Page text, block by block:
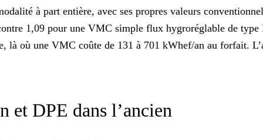
à part entière, avec ses propres valeurs
1,09 pour une VMC simple flux hygroréglable de type
là où une VMC coûte de 131 à 701 kWhef/an au forfait.
et DPE dans l’ancien